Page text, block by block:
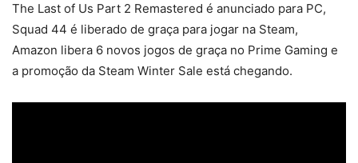
The Last of Us Part 2 Remastered é anunciado para PC,
Squad 44 é liberado de graça para jogar na Steam,
Amazon libera 6 novos jogos de graça no Prime Gaming e
a promoção da Steam Winter Sale está chegando.